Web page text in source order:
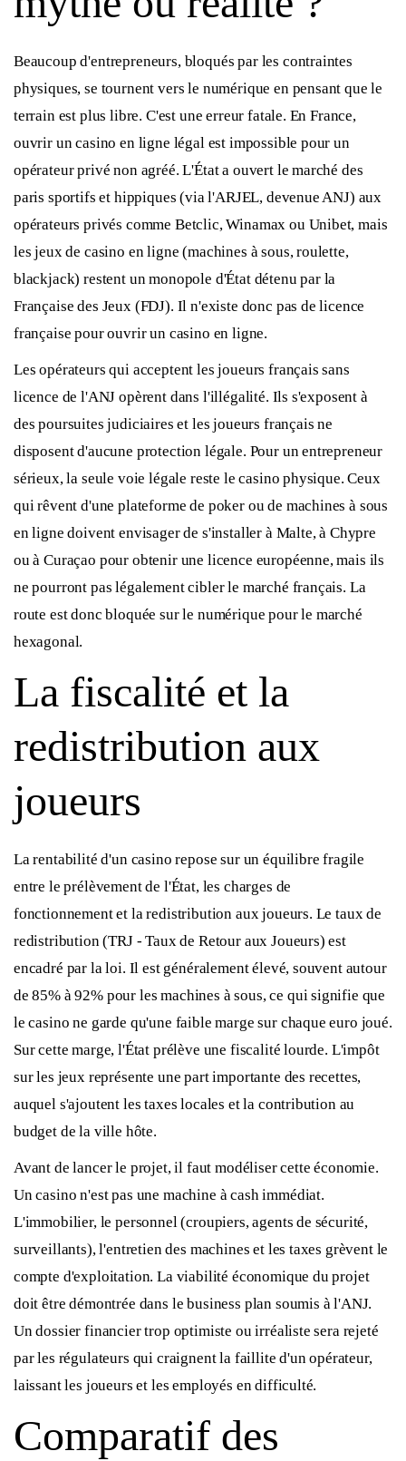
Beaucoup d'entrepreneurs, bloqués par les contraintes
physiques, se tournent vers le numérique en pensant que le
terrain est plus libre. C'est une erreur fatale. En France,
ouvrir un casino en ligne légal est impossible pour un
opérateur privé non agréé. L'État a ouvert le marché des
paris sportifs et hippiques (via l'ARJEL, devenue ANJ) aux
opérateurs privés comme Betclic, Winamax ou Unibet, mais
les jeux de casino en ligne (machines à sous, roulette,
blackjack) restent un monopole d'État détenu par la
Française des Jeux (FDJ). Il n'existe donc pas de licence
française pour ouvrir un casino en ligne.
Les opérateurs qui acceptent les joueurs français sans
licence de l'ANJ opèrent dans l'illégalité. Ils s'exposent à
des poursuites judiciaires et les joueurs français ne
disposent d'aucune protection légale. Pour un entrepreneur
sérieux, la seule voie légale reste le casino physique. Ceux
qui rêvent d'une plateforme de poker ou de machines à sous
en ligne doivent envisager de s'installer à Malte, à Chypre
ou à Curaçao pour obtenir une licence européenne, mais ils
ne pourront pas légalement cibler le marché français. La
route est donc bloquée sur le numérique pour le marché
hexagonal.
La fiscalité et la
redistribution aux
joueurs
La rentabilité d'un casino repose sur un équilibre fragile
entre le prélèvement de l'État, les charges de
fonctionnement et la redistribution aux joueurs. Le taux de
redistribution (TRJ - Taux de Retour aux Joueurs) est
encadré par la loi. Il est généralement élevé, souvent autour
de 85% à 92% pour les machines à sous, ce qui signifie que
le casino ne garde qu'une faible marge sur chaque euro joué.
Sur cette marge, l'État prélève une fiscalité lourde. L'impôt
sur les jeux représente une part importante des recettes,
auquel s'ajoutent les taxes locales et la contribution au
budget de la ville hôte.
Avant de lancer le projet, il faut modéliser cette économie.
Un casino n'est pas une machine à cash immédiat.
L'immobilier, le personnel (croupiers, agents de sécurité,
surveillants), l'entretien des machines et les taxes grèvent le
compte d'exploitation. La viabilité économique du projet
doit être démontrée dans le business plan soumis à l'ANJ.
Un dossier financier trop optimiste ou irréaliste sera rejeté
par les régulateurs qui craignent la faillite d'un opérateur,
laissant les joueurs et les employés en difficulté.
Comparatif des